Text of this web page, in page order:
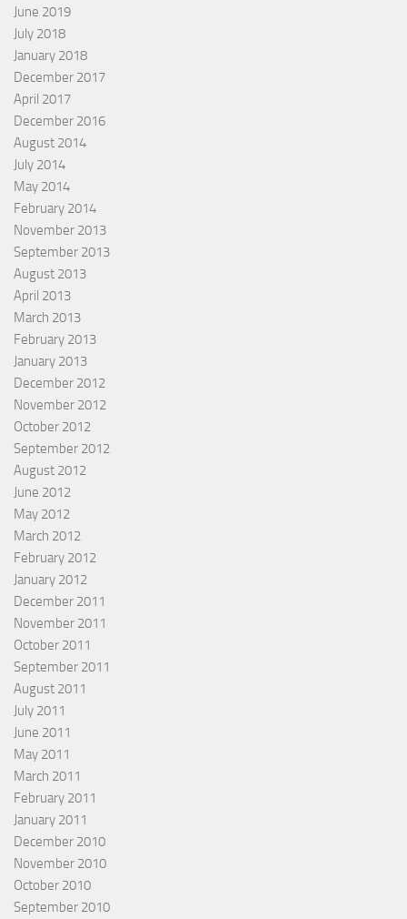
June 2019
July 2018
January 2018
December 2017
April 2017
December 2016
August 2014
July 2014
May 2014
February 2014
November 2013
September 2013
August 2013
April 2013
March 2013
February 2013
January 2013
December 2012
November 2012
October 2012
September 2012
August 2012
June 2012
May 2012
March 2012
February 2012
January 2012
December 2011
November 2011
October 2011
September 2011
August 2011
July 2011
June 2011
May 2011
March 2011
February 2011
January 2011
December 2010
November 2010
October 2010
September 2010